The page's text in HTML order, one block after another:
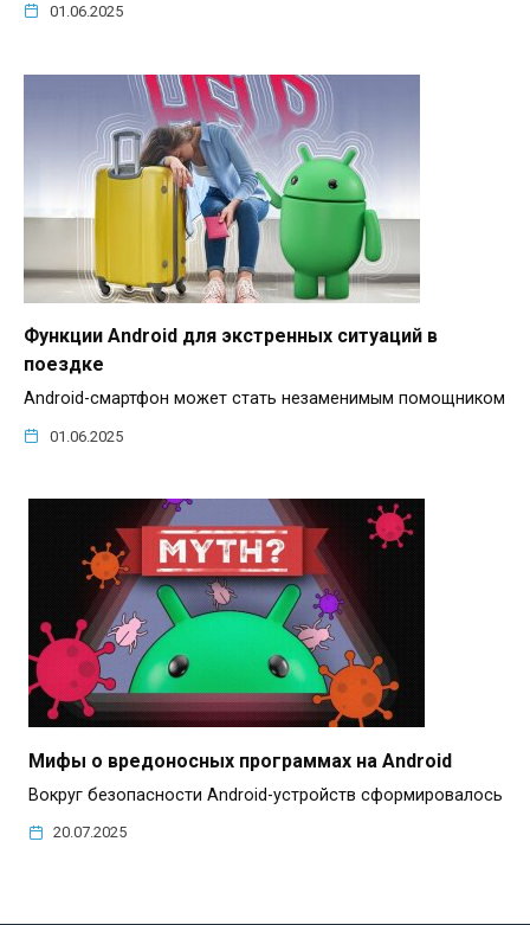
01.06.2025
Функции Android для экстренных ситуаций в
поездке
Android-смартфон может стать незаменимым помощником
01.06.2025
Мифы о вредоносных программах на Android
Вокруг безопасности Android-устройств сформировалось
20.07.2025